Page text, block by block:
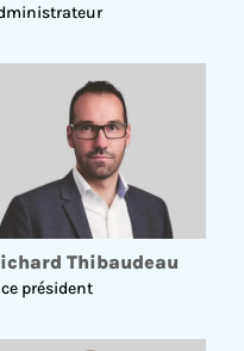
Thibaudeau
président